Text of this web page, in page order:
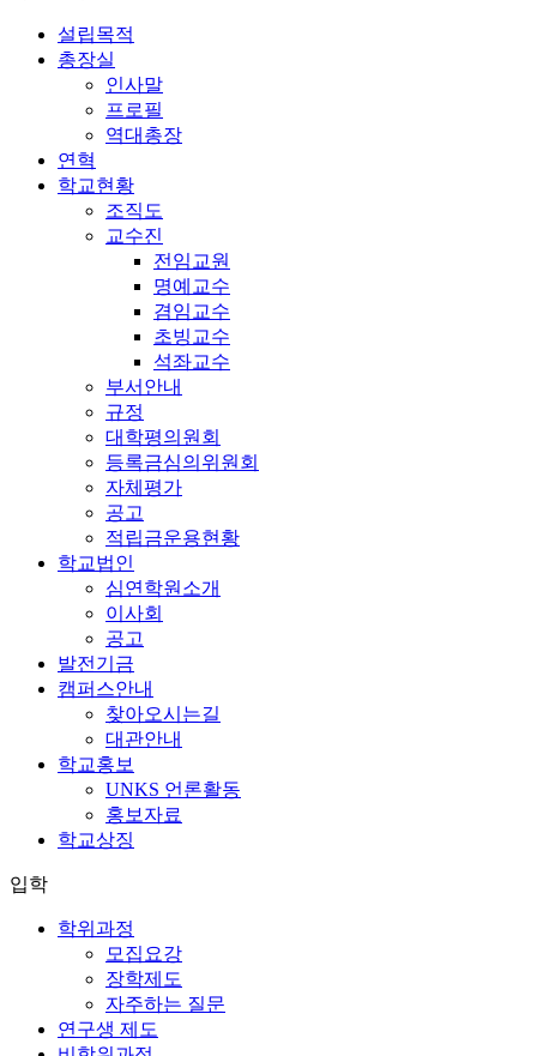
설립목적
총장실
인사말
프로필
역대총장
연혁
학교현황
조직도
교수진
전임교원
명예교수
겸임교수
초빙교수
석좌교수
부서안내
규정
대학평의원회
등록금심의위원회
자체평가
공고
적립금운용현황
학교법인
심연학원소개
이사회
공고
발전기금
캠퍼스안내
찾아오시는길
대관안내
학교홍보
UNKS 언론활동
홍보자료
학교상징
입학
학위과정
모집요강
장학제도
자주하는 질문
연구생 제도